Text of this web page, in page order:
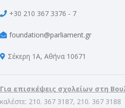
+30 210 367 3376 - 7
foundation@parliament.gr
Σέκερη 1Α, Αθήνα 10671
Για επισκέψεις σχολείων στη
καλέστε: 210. 367 3187, 210. 367 3188